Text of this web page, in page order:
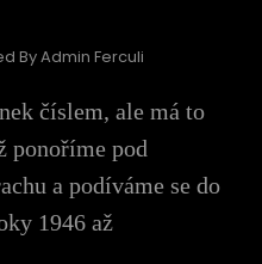
ByAdmin Ferculi
číslem, ale má to
ponoříme pod
a podíváme se do
1946 až